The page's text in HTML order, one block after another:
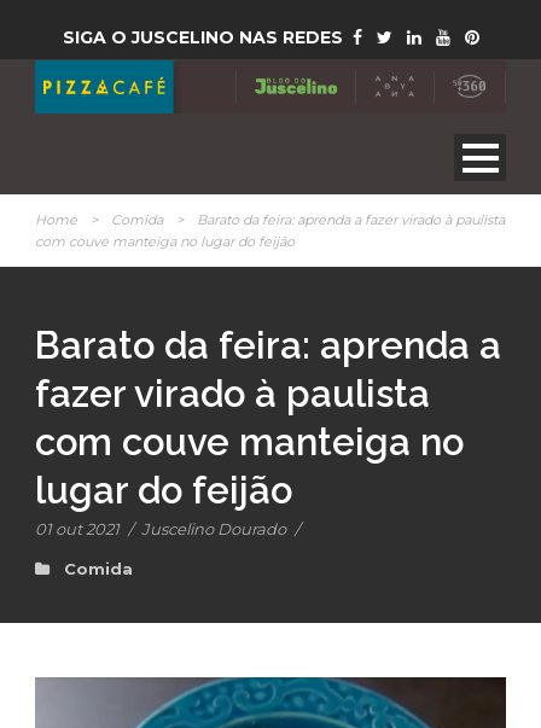
SIGA O JUSCELINO NAS REDES
Home > Comida >
Barato da feira: aprenda a fazer virado à paulista
com couve manteiga no lugar do feijão
Barato da feira: aprenda a
fazer virado à paulista
com couve manteiga no
lugar do feijão
01 out 2021 / Juscelino Dourado /
Comida